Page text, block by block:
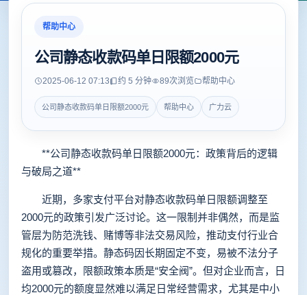
帮助中心
公司静态收款码单日限额2000元
2025-06-12 07:13 约 5 分钟 89次浏览 帮助中心
公司静态收款码单日限额2000元 帮助中心 广力云
**公司静态收款码单日限额2000元：政策背后的逻辑
与破局之道**
近期，多家支付平台对静态收款码单日限额调整至
2000元的政策引发广泛讨论。这一限制并非偶然，而是监
管层为防范洗钱、赌博等非法交易风险，推动支付行业合
规化的重要举措。静态码因长期固定不变，易被不法分子
盗用或篡改，限额政策本质是“安全阀”。但对企业而言，日
均2000元的额度显然难以满足日常经营需求，尤其是中小